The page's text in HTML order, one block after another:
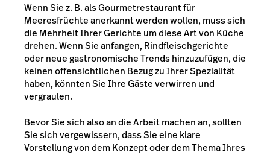
Wenn Sie z. B. als Gourmetrestaurant für
Meeresfrüchte anerkannt werden wollen, muss sich
die Mehrheit Ihrer Gerichte um diese Art von Küche
drehen. Wenn Sie anfangen, Rindfleischgerichte
oder neue gastronomische Trends hinzuzufügen, die
keinen offensichtlichen Bezug zu Ihrer Spezialität
haben, könnten Sie Ihre Gäste verwirren und
vergraulen.
Bevor Sie sich also an die Arbeit machen an, sollten
Sie sich vergewissern, dass Sie eine klare
Vorstellung von dem Konzept oder dem Thema Ihres